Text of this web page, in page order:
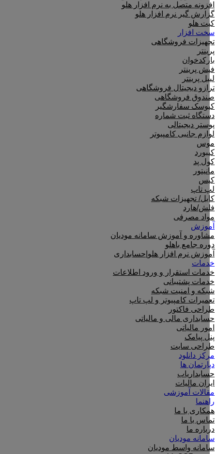
افزونه متصل به نرم افزار هلو
گزارش گیر نرم افزار هلو
کیت هلو
سخت افزار
تجهیزات فروشگاهی
پرینتر
بارکدخوان
فیش پرینتر
لیبل پرینتر
ترازو دیجیتال فروشگاهی
صندوق فروشگاهی
کیوسک سفارشگیر
دستگاه ثبت شماره
پوستر دیجیتالی
لوازم جانبی کامپیوتر
موس
کیبورد
کول پد
مانیتور
کیس
لپ تاپ
کابل/ تجهیزات شبکه
فلش/هارد
مواد مصرفی
آموزش
مشاوره و آموزش سامانه مودیان
دوره جامع باهلو
آموزش نرم افزار هلو|حسابداری
خدمات
خدمات استقرار و ورود اطلاعات
خدمات پشتیبانی
شبکه و امنیت شبکه
تعمیرات کامپیوتر و لپ تاپ
طراحی فاکتور
حسابداری مالی و مالیاتی
امور مالیاتی
پنل پیامک
طراحی سایت
مرکز دانلود
دپارتمان ها
حسابداریاب
ایران مالیات
مقالات آموزشی
راهنما
همکاری با ما
تماس با ما
درباره ما
سامانه مودیان
سامانه واسط مودیان